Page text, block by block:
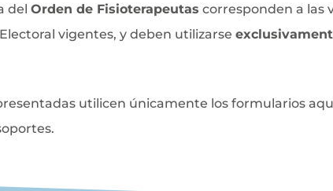
del Orden de Fisioterapeutas corresponden a las
vigentes, y deben utilizarse
utilicen únicamente los formularios